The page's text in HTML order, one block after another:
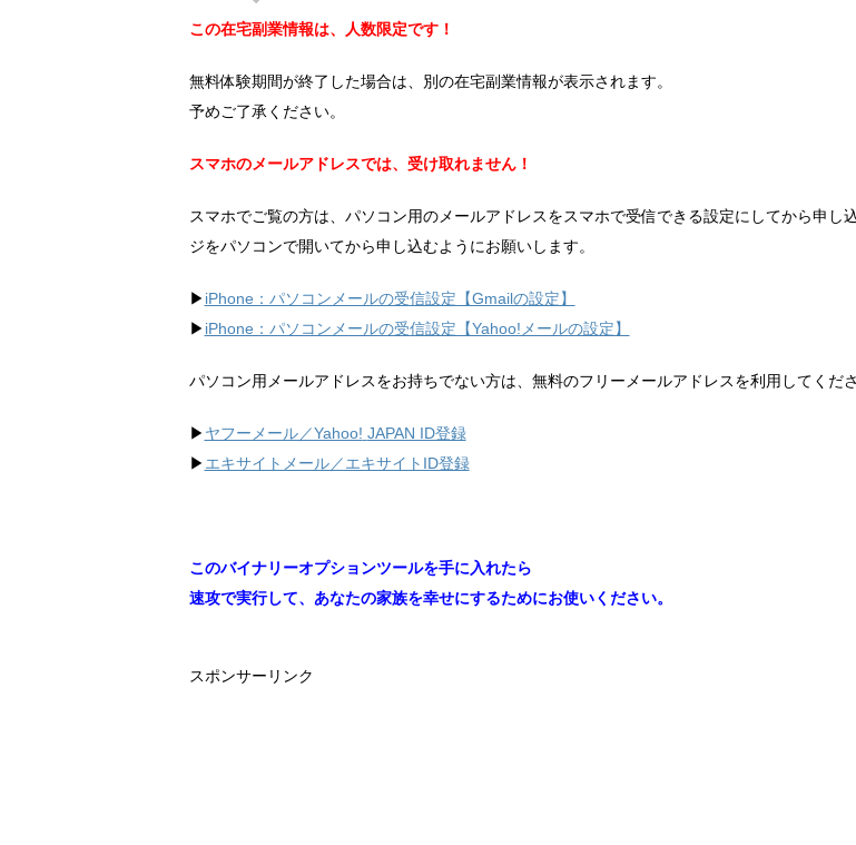
この在宅副業情報は、人数限定です！
無料体験期間が終了した場合は、別の在宅副業情報が表示されます。
予めご了承ください。
スマホのメールアドレスでは、受け取れません！
スマホでご覧の方は、パソコン用のメールアドレスをスマホで受信できる設定にしてから申し
ジをパソコンで開いてから申し込むようにお願いします。
▶︎ iPhone：パソコンメールの受信設定【Gmailの設定】
▶︎ iPhone：パソコンメールの受信設定【Yahoo!メールの設定】
パソコン用メールアドレスをお持ちでない方は、無料のフリーメールアドレスを利用してくださ
▶︎ ヤフーメール／Yahoo! JAPAN ID登録
▶︎ エキサイトメール／エキサイトID登録
このバイナリーオプションツールを手に入れたら
速攻で実行して、あなたの家族を幸せにするためにお使いください。
スポンサーリンク